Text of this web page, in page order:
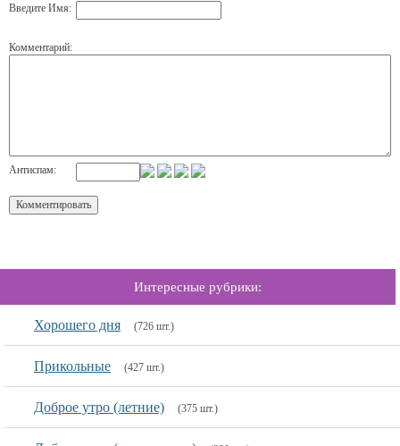
Введите Имя:
Комментарий:
Антиспам:
Интересные рубрики:
Хорошего дня (726 шт.)
Прикольные (427 шт.)
Доброе утро (летние) (375 шт.)